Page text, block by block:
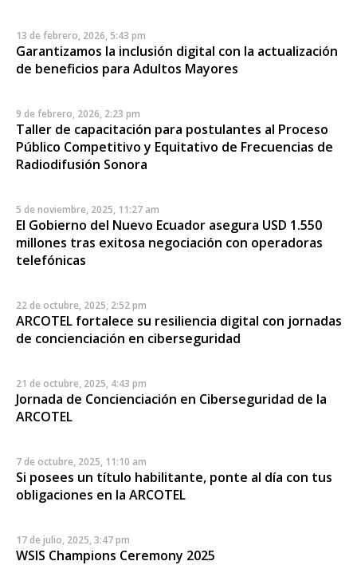
13 de febrero, 2026, 5:43 pm
Garantizamos la inclusión digital con la actualización
de beneficios para Adultos Mayores
9 de febrero, 2026, 2:23 pm
Taller de capacitación para postulantes al Proceso
Público Competitivo y Equitativo de Frecuencias de
Radiodifusión Sonora
5 de noviembre, 2025, 11:27 am
El Gobierno del Nuevo Ecuador asegura USD 1.550
millones tras exitosa negociación con operadoras
telefónicas
22 de octubre, 2025, 2:52 pm
ARCOTEL fortalece su resiliencia digital con jornadas
de concienciación en ciberseguridad
21 de octubre, 2025, 4:43 pm
Jornada de Concienciación en Ciberseguridad de la
ARCOTEL
7 de octubre, 2025, 11:10 am
Si posees un título habilitante, ponte al día con tus
obligaciones en la ARCOTEL
17 de julio, 2025, 3:47 pm
WSIS Champions Ceremony 2025